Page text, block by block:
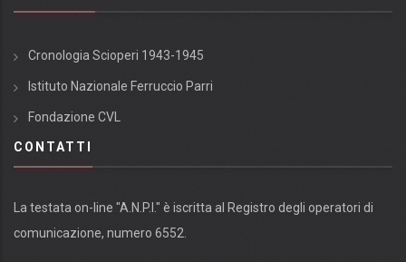
Cronologia Scioperi 1943-1945
Istituto Nazionale Ferruccio Parri
Fondazione CVL
CONTATTI
La testata on-line "A.N.P.I." è iscritta al Registro degli operatori di
comunicazione, numero 6552.